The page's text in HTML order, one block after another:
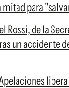
para
Rossi, de la
un accidente